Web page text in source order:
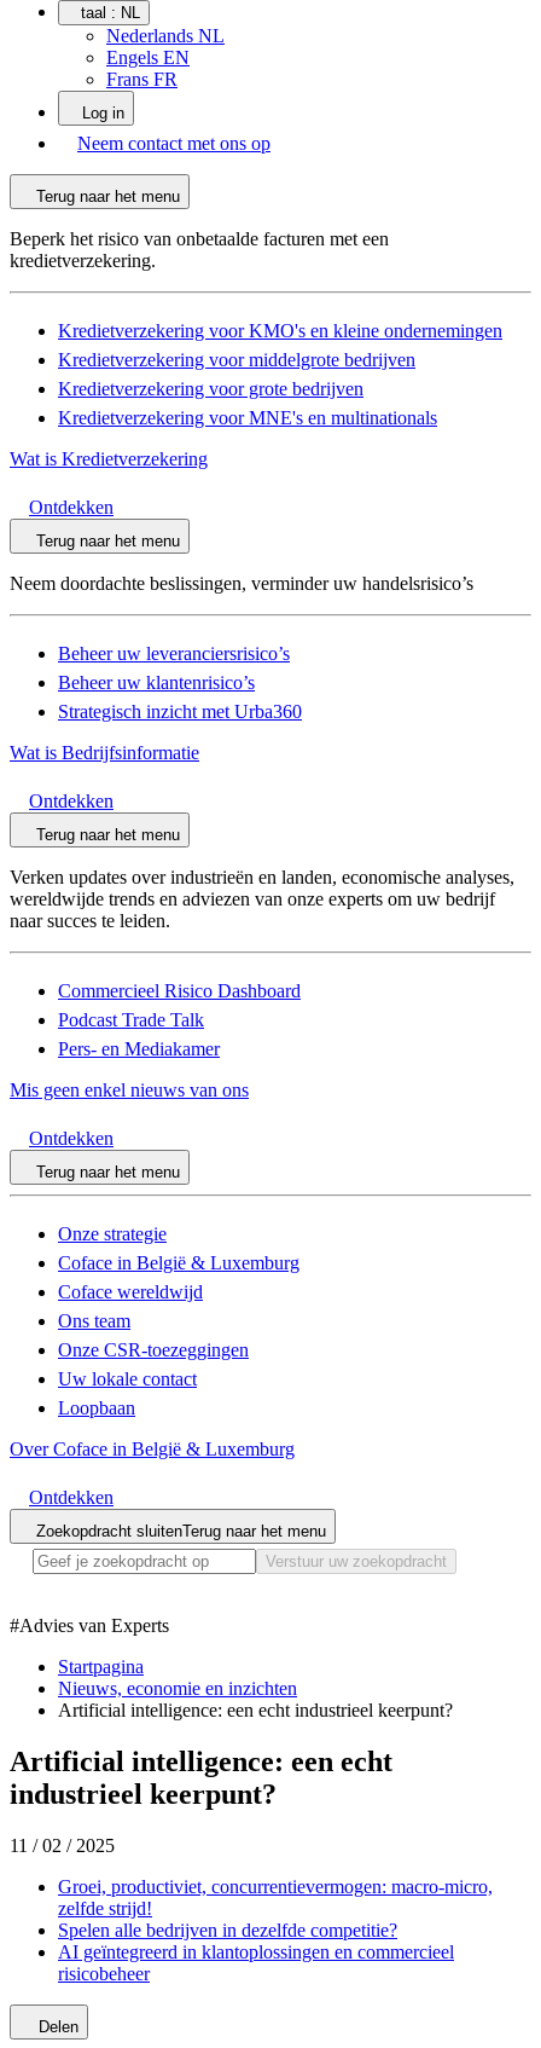
taal : NL
Nederlands NL
Engels EN
Frans FR
Log in
Neem contact met ons op
Terug naar het menu
Beperk het risico van onbetaalde facturen met een
kredietverzekering.
Kredietverzekering voor KMO's en kleine ondernemingen
Kredietverzekering voor middelgrote bedrijven
Kredietverzekering voor grote bedrijven
Kredietverzekering voor MNE's en multinationals
Wat is Kredietverzekering
Ontdekken
Terug naar het menu
Neem doordachte beslissingen, verminder uw handelsrisico’s
Beheer uw leveranciersrisico’s
Beheer uw klantenrisico’s
Strategisch inzicht met Urba360
Wat is Bedrijfsinformatie
Ontdekken
Terug naar het menu
Verken updates over industrieën en landen, economische analyses,
wereldwijde trends en adviezen van onze experts om uw bedrijf
naar succes te leiden.
Commercieel Risico Dashboard
Podcast Trade Talk
Pers- en Mediakamer
Mis geen enkel nieuws van ons
Ontdekken
Terug naar het menu
Onze strategie
Coface in België & Luxemburg
Coface wereldwijd
Ons team
Onze CSR-toezeggingen
Uw lokale contact
Loopbaan
Over Coface in België & Luxemburg
Ontdekken
Zoekopdracht sluitenTerug naar het menu
Verstuur uw zoekopdracht
#Advies van Experts
Startpagina
Nieuws, economie en inzichten
Artificial intelligence: een echt industrieel keerpunt?
Artificial intelligence: een echt
industrieel keerpunt?
11 / 02 / 2025
Groei, productiviet, concurrentievermogen: macro-micro,
zelfde strijd!
Spelen alle bedrijven in dezelfde competitie?
AI geïntegreerd in klantoplossingen en commercieel
risicobeheer
Delen